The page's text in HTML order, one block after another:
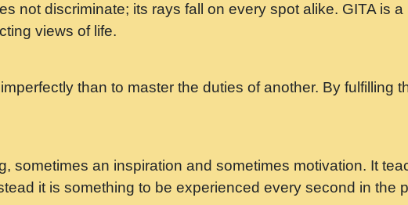
not discriminate; its rays fall on every spot alike. GITA is
views of life.
than to master the duties of another. By fulfilling
sometimes an inspiration and sometimes motivation. It
it is something to be experienced every second in the